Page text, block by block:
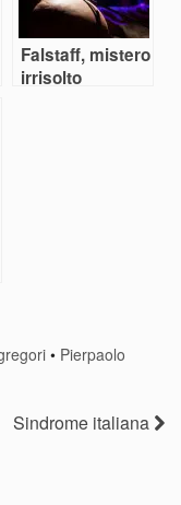
Falstaff, mistero
irrisolto
• Pierpaolo
Sindrome italiana